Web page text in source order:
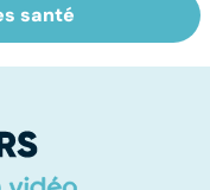
sur
santé